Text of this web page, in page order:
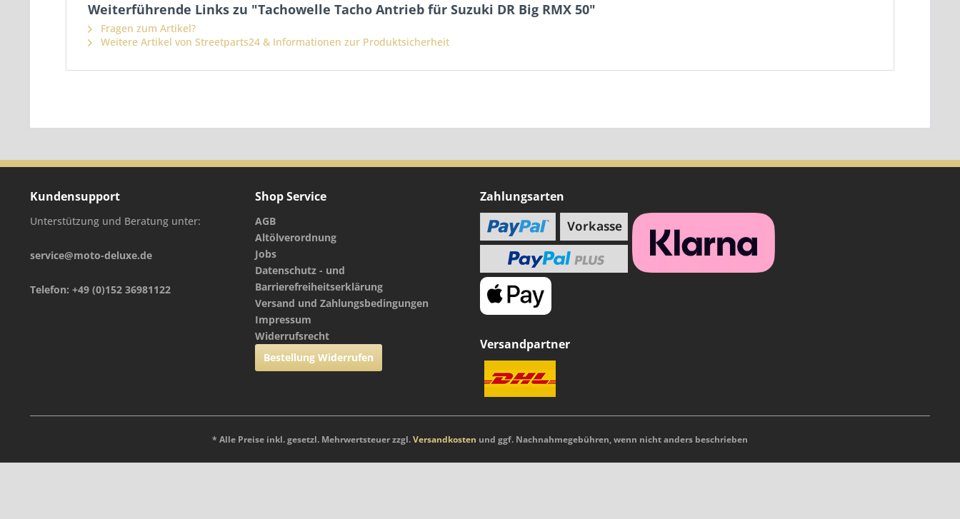
Weiterführende Links zu "Tachowelle Tacho Antrieb für Suzuki DR Big RMX 50"
Fragen zum Artikel?
Weitere Artikel von Streetparts24 & Informationen zur Produktsicherheit
Kundensupport
Unterstützung und Beratung unter:
service@moto-deluxe.de
Telefon: +49 (0)152 36981122
Shop Service
AGB
Altölverordnung
Jobs
Datenschutz - und
Barrierefreiheitserklärung
Versand und Zahlungsbedingungen
Impressum
Widerrufsrecht
Bestellung Widerrufen
Zahlungsarten
Versandpartner
* Alle Preise inkl. gesetzl. Mehrwertsteuer zzgl.Versandkosten und ggf. Nachnahmegebühren, wenn nicht anders beschrieben